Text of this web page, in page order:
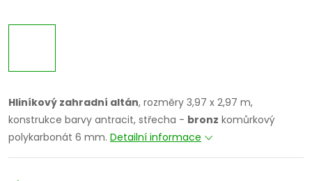
Hliníkový zahradní altán, rozměry 3,97 x 2,97 m,
konstrukce barvy antracit, střecha - bronz komůrkový
polykarbonát 6 mm. Detailní informace